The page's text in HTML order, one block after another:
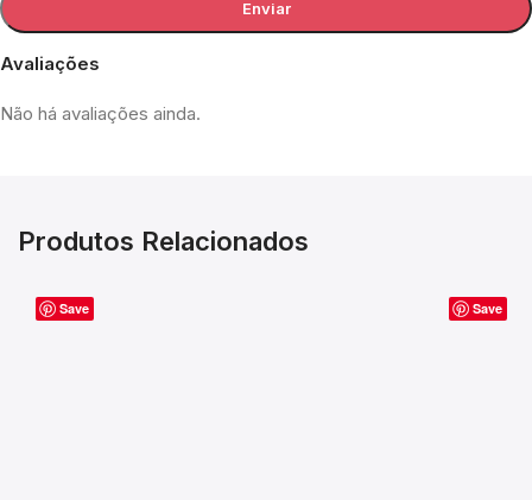
Avaliações
Não há avaliações ainda.
Produtos Relacionados
Save Save